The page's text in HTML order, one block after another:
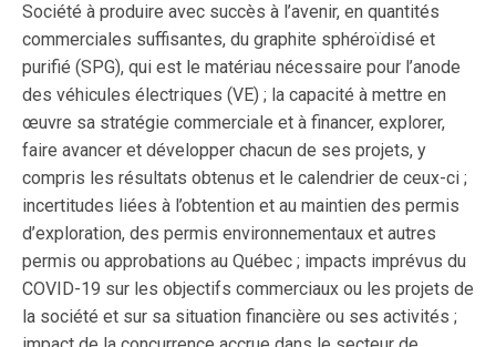
Société à produire avec succès à l’avenir, en quantités
commerciales suffisantes, du graphite sphéroïdisé et
purifié (SPG), qui est le matériau nécessaire pour l’anode
des véhicules électriques (VE) ; la capacité à mettre en
œuvre sa stratégie commerciale et à financer, explorer,
faire avancer et développer chacun de ses projets, y
compris les résultats obtenus et le calendrier de ceux-ci ;
incertitudes liées à l’obtention et au maintien des permis
d’exploration, des permis environnementaux et autres
permis ou approbations au Québec ; impacts imprévus du
COVID-19 sur les objectifs commerciaux ou les projets de
la société et sur sa situation financière ou ses activités ;